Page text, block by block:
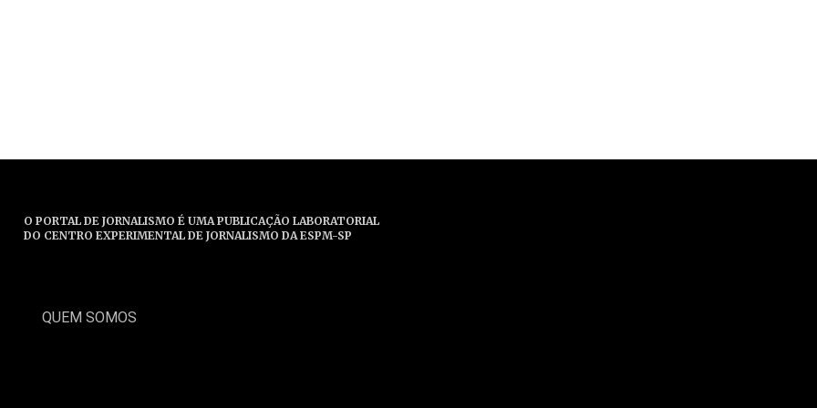
O PORTAL DE JORNALISMO É UMA PUBLICAÇÃO LABORATORIAL
DO CENTRO EXPERIMENTAL DE JORNALISMO DA ESPM-SP
QUEM SOMOS